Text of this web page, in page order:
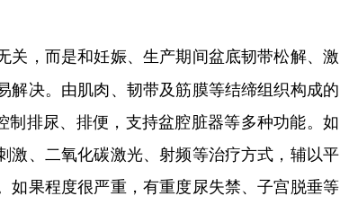
关，而是和妊娠、生产期间盆底韧带松解、激
决。由肌肉、韧带及筋膜等结缔组织构成的
制排尿、排便，支持盆腔脏器等多种功能。如
激、二氧化碳激光、射频等治疗方式，辅以平
如果程度很严重，有重度尿失禁、子宫脱垂等